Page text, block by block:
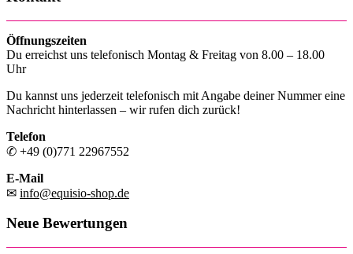
Öffnungszeiten
Du erreichst uns telefonisch Montag & Freitag von 8.00 – 18.00
Uhr
Du kannst uns jederzeit telefonisch mit Angabe deiner Nummer eine
Nachricht hinterlassen – wir rufen dich zurück!
Telefon
✆ +49 (0)771 22967552
E-Mail
✉ info@equisio-shop.de
Neue Bewertungen